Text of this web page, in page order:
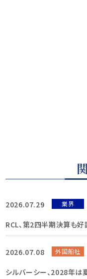
2026.07.29 業界
RCL、第2四半期決算も
2026.07.08 外国船社
シルバーシー、2028年は